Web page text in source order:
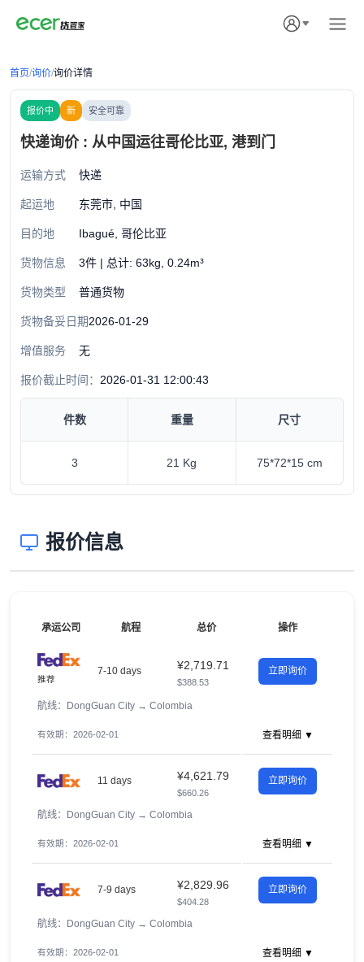
首页/询价/询价详情
报价中 新 安全可靠
快递询价 : 从中国运往哥伦比亚, 港到门
运输方式 快递
起运地 东莞市, 中国
目的地 Ibagué, 哥伦比亚
货物信息 3件 | 总计: 63kg, 0.24m³
货物类型 普通货物
货物备妥日期2026-01-29
增值服务 无
报价截止时间： 2026-01-31 12:00:43
件数 重量 尺寸
3 21 Kg 75*72*15 cm
报价信息
承运公司 航程 总价 操作
推荐
7-10 days ¥2,719.71
$388.53
立即询价
航线：DongGuan City → Colombia
有效期：2026-02-01 查看明细 ▼
11 days ¥4,621.79
$660.26
立即询价
航线：DongGuan City → Colombia
有效期：2026-02-01 查看明细 ▼
7-9 days ¥2,829.96
$404.28
立即询价
航线：DongGuan City → Colombia
有效期：2026-02-01 查看明细 ▼